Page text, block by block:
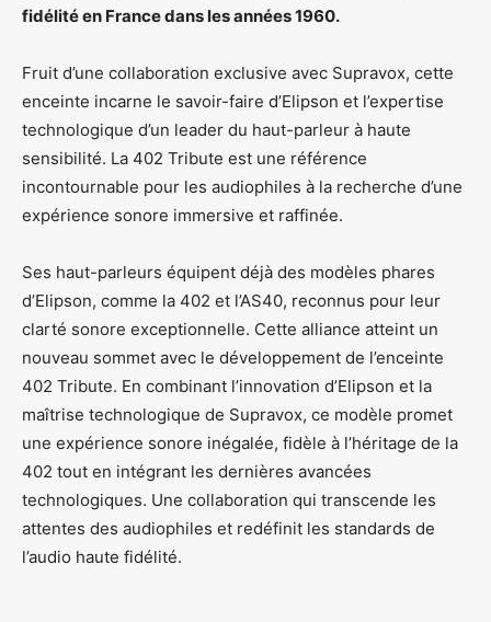
fidélité en France dans les années 1960.
Fruit d’une collaboration exclusive avec Supravox, cette
enceinte incarne le savoir-faire d’Elipson et l’expertise
technologique d’un leader du haut-parleur à haute
sensibilité. La 402 Tribute est une référence
incontournable pour les audiophiles à la recherche d’une
expérience sonore immersive et raffinée.
Ses haut-parleurs équipent déjà des modèles phares
d’Elipson, comme la 402 et l’AS40, reconnus pour leur
clarté sonore exceptionnelle. Cette alliance atteint un
nouveau sommet avec le développement de l’enceinte
402 Tribute. En combinant l’innovation d’Elipson et la
maîtrise technologique de Supravox, ce modèle promet
une expérience sonore inégalée, fidèle à l’héritage de la
402 tout en intégrant les dernières avancées
technologiques. Une collaboration qui transcende les
attentes des audiophiles et redéfinit les standards de
l’audio haute fidélité.